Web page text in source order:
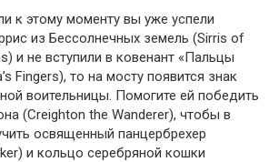
к этому моменту вы уже успели
из Бессолнечных земель (Sirris of
и не вступили в ковенант «Пальцы
Fingers), то на мосту появится знак
воительницы. Помогите ей победить
(Creighton the Wanderer), чтобы в
освященный панцербрехер
и кольцо серебряной кошки